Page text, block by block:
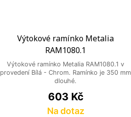
Výtokové ramínko Metalia
RAM1080.1
Výtokové ramínko Metalia RAM1080.1 v
provedení Bílá - Chrom. Ramínko je 350 mm
dlouhé.
Cena
603 Kč
Na dotaz